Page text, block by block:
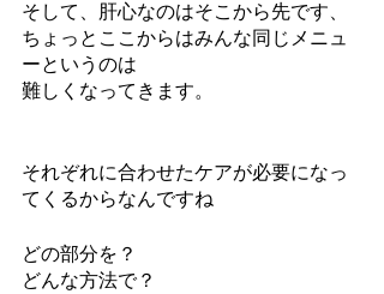
そして、肝心なのはそこから先です、
ちょっとここからはみんな同じメニュ
ーというのは
難しくなってきます。
それぞれに合わせたケアが必要になっ
てくるからなんですね
どの部分を？
どんな方法で？